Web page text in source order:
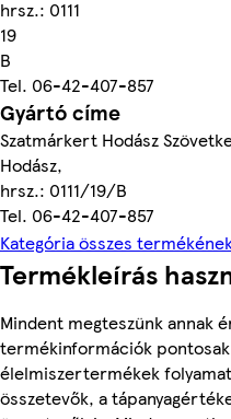
hrsz.: 0111
19
B
Tel. 06-42-407-857
Gyártó címe
Szatmárkert Hodász
Hodász,
hrsz.: 0111/19/B
Tel. 06-42-407-857
Kategória összes
Termékleírás
Mindent megteszünk annak
termékinformációk pontosak
élelmiszertermékek
összetevők, a